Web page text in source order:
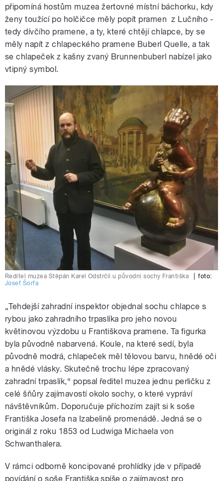
připomíná hostům muzea žertovné místní báchorku, kdy
ženy toužící po holčičce měly popít pramen z Lučního -
tedy dívčího pramene, a ty, které chtějí chlapce, by se
měly napít z chlapeckého pramene Buberl Quelle, a tak
se chlapeček z kašny zvaný Brunnenbuberl nabízel jako
vtipný symbol.
Ředitel muzea Štěpán Karel Odstrčil u původní sochy Františka
foto:
Josef Šorfa
„Tehdejší zahradní inspektor objednal sochu chlapce s
rybou jako zahradního trpaslíka pro jeho novou
květinovou výzdobu u Františkova pramene. Ta figurka
byla původně nabarvená. Koule, na které sedí, byla
původně modrá, chlapeček měl tělovou barvu, hnědé oči
a hnědé vlásky. Skutečně trochu lépe zpracovaný
zahradní trpaslík,“ popsal ředitel muzea jednu perličku z
celé šňůry zajímavostí okolo sochy, o které vypráví
návštěvníkům. Doporučuje příchozím zajít si k soše
Františka Josefa na Izabelině promenádě. Jedná se o
originál z roku 1853 od Ludwiga Michaela von
Schwanthalera.
V rámci odborně koncipované prohlídky jde v případě
povídání o soše Františka spíše o zajímavost pro